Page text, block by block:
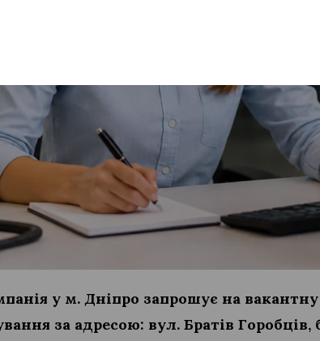
у м. Дніпро запрошує на
за адресою: вул. Братів Горобців,